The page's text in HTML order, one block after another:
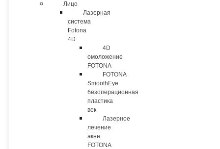
Лицо
Лазерная
система
Fotona
4D
4D
омоложение
FOTONA
FOTONA
SmoothEye
безоперационная
пластика
век
Лазерное
лечение
акне
FOTONA